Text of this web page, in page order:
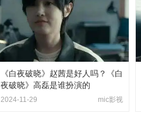
《白夜破晓》赵茜是好人吗？《白
夜破晓》高磊是谁扮演的
2024-11-29 mic影视